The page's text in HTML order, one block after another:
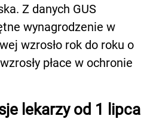
Z danych GUS
wynagrodzenie w
wzrosło rok do roku o
płace w ochronie
lekarzy od 1 lipca